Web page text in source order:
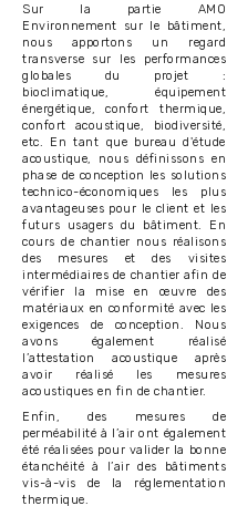
Sur la partie AMO
Environnement sur le bâtiment,
nous apportons un regard
transverse sur les performances
globales du projet :
bioclimatique, équipement
énergétique, confort thermique,
confort acoustique, biodiversité,
etc. En tant que bureau d'étude
acoustique, nous définissons en
phase de conception les solutions
technico-économiques les plus
avantageuses pour le client et les
futurs usagers du bâtiment. En
cours de chantier nous réalisons
des mesures et des visites
intermédiaires de chantier afin de
vérifier la mise en œuvre des
matériaux en conformité avec les
exigences de conception. Nous
avons également réalisé
l’attestation acoustique après
avoir réalisé les mesures
acoustiques en fin de chantier.
Enfin, des mesures de
perméabilité à l’air ont également
été réalisées pour valider la bonne
étanchéité à l’air des bâtiments
vis-à-vis de la réglementation
thermique.